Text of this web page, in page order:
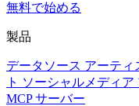
無料で始める
製品
データソース アーティ
ト ソーシャルメディア
MCP サーバー